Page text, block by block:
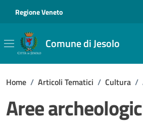
Regione Veneto
Comune di Jesolo
Home / Articoli Tematici / Cultura /
Aree